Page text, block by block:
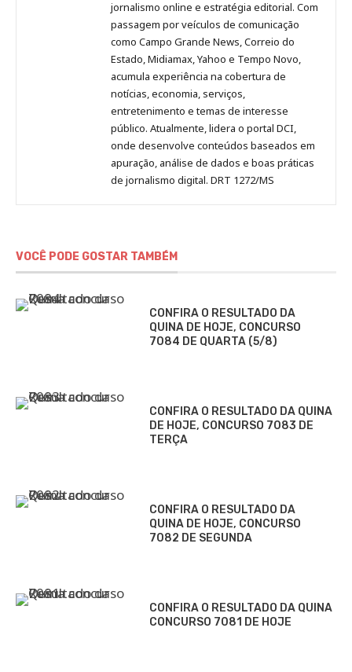
Pinterest
LinkedInInstagram
FacebookMalagolini
jornalismo online e estratégia editorial. Com
passagem por veículos de comunicação
como Campo Grande News, Correio do
Estado, Midiamax, Yahoo e Tempo Novo,
acumula experiência na cobertura de
notícias, economia, serviços,
entretenimento e temas de interesse
público. Atualmente, lidera o portal DCI,
onde desenvolve conteúdos baseados em
apuração, análise de dados e boas práticas
de jornalismo digital. DRT 1272/MS
VOCÊ PODE GOSTAR TAMBÉM
CONFIRA O RESULTADO DA
QUINA DE HOJE, CONCURSO
7084 DE QUARTA (5/8)
CONFIRA O RESULTADO DA QUINA
DE HOJE, CONCURSO 7083 DE
TERÇA
CONFIRA O RESULTADO DA
QUINA DE HOJE, CONCURSO
7082 DE SEGUNDA
CONFIRA O RESULTADO DA QUINA
CONCURSO 7081 DE HOJE